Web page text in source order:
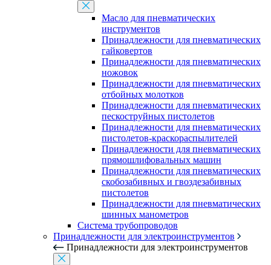
Масло для пневматических
инструментов
Принадлежности для пневматических
гайковертов
Принадлежности для пневматических
ножовок
Принадлежности для пневматических
отбойных молотков
Принадлежности для пневматических
пескоструйных пистолетов
Принадлежности для пневматических
пистолетов-краскораспылителей
Принадлежности для пневматических
прямошлифовальных машин
Принадлежности для пневматических
скобозабивных и гвоздезабивных
пистолетов
Принадлежности для пневматических
шинных манометров
Система трубопроводов
Принадлежности для электроинструментов
Принадлежности для электроинструментов